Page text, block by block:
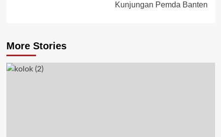
Kunjungan Pemda Banten
More Stories